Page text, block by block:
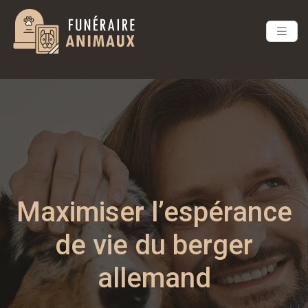
Maximiser l’espérance
de vie du berger
allemand